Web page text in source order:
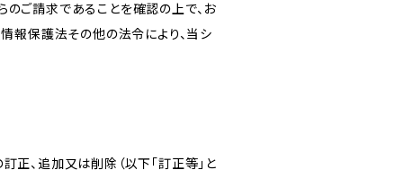
ご請求であることを確認の上で、お
報保護法その他の法令により、当シ
正、追加又は削除（以下「訂正等」と